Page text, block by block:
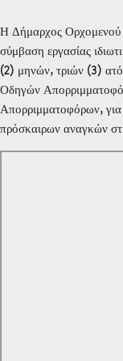
Η Δήμαρχος Ορχομενού
σύμβαση εργασίας
(2) μηνών, τριών (3)
Οδηγών
Απορριμματοφόρων, για
πρόσκαιρων αναγκών